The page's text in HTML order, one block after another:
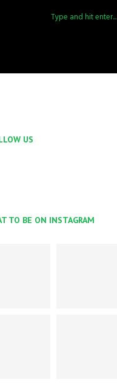
US
TO BE ON INSTAGRAM